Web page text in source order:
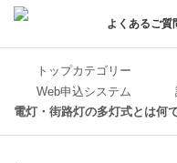
よくあるご質
トップカテゴリー
Web申込システム
電灯・街路灯の多灯式とは何